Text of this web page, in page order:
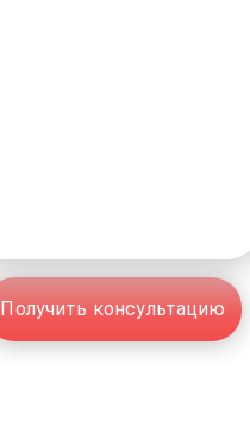
Получить консультацию